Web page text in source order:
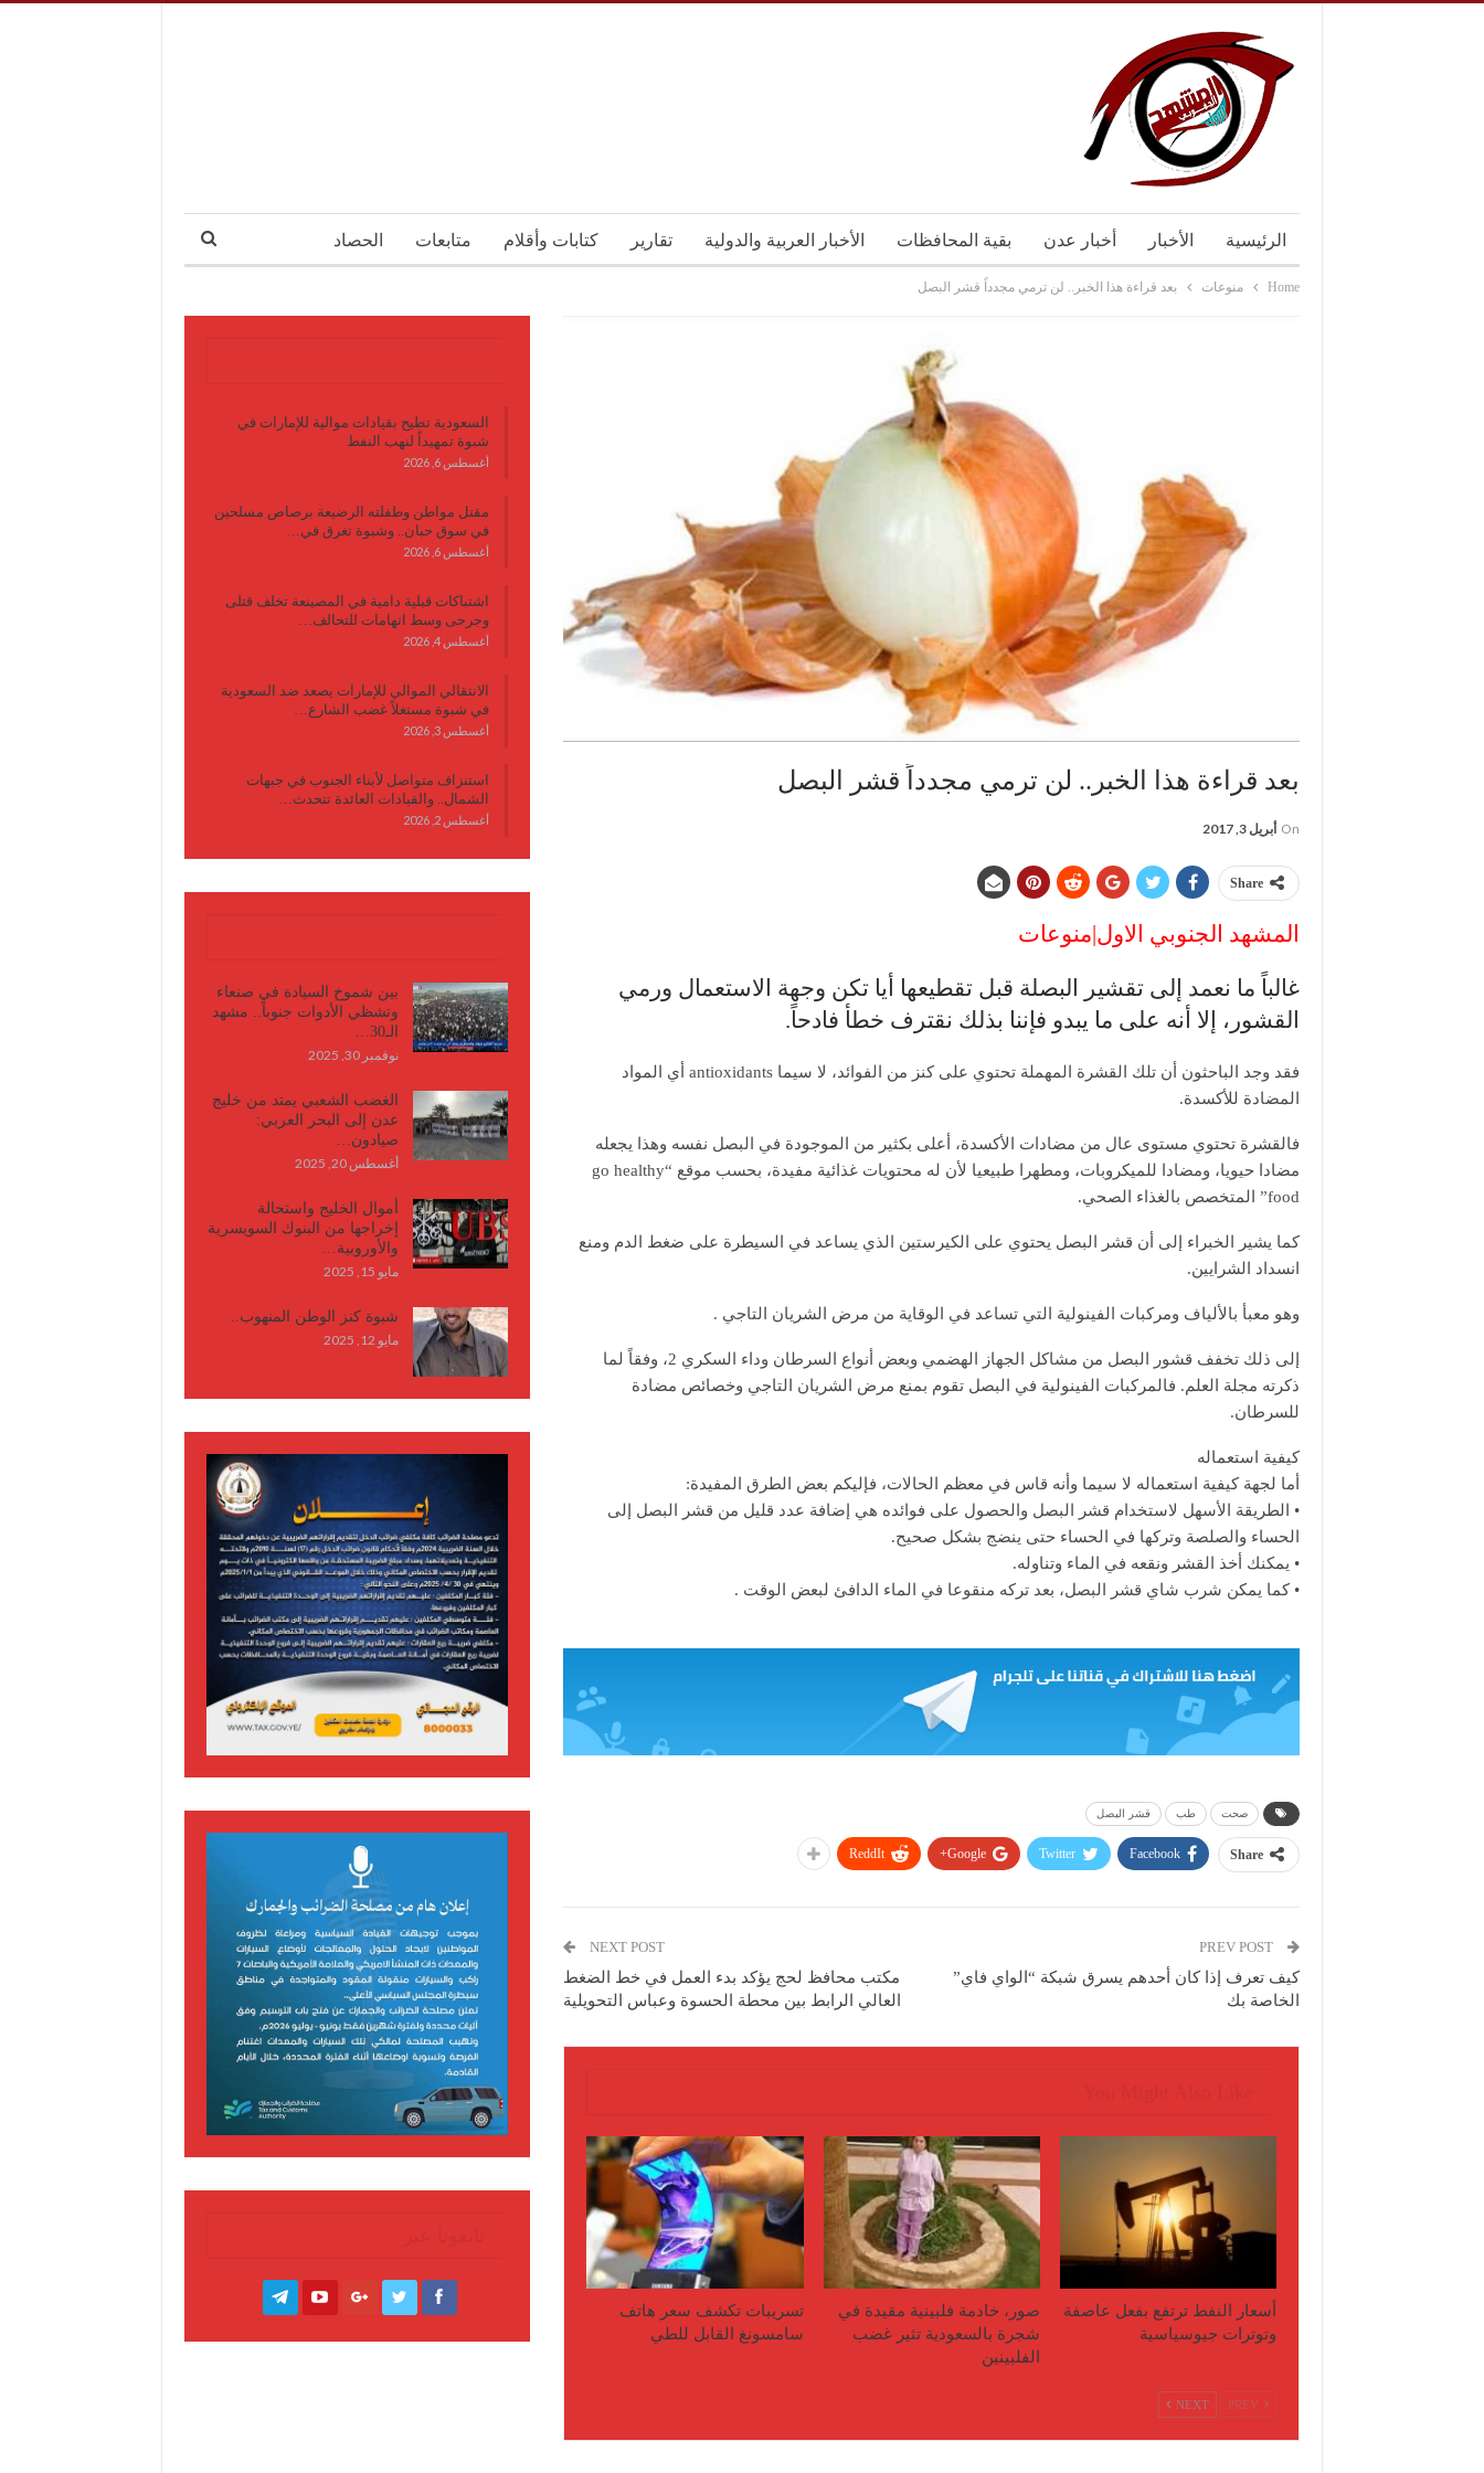
الرئيسية الأخبار أخبار عدن بقية المحافظات الأخبار العربية والدولية تقارير كتابات وأقلام متابعات الحصاد
Home منوعات بعد قراءة هذا الخبر.. لن ترمي مجدداً قشر البصل
بعد قراءة هذا الخبر.. لن ترمي مجدداً قشر البصل
On أبريل 3, 2017
Share
المشهد الجنوبي الاول|منوعات
غالباً ما نعمد إلى تقشير البصلة قبل تقطيعها أيا تكن وجهة الاستعمال ورمي
القشور، إلا أنه على ما يبدو فإننا بذلك نقترف خطأ فادحاً.
فقد وجد الباحثون أن تلك القشرة المهملة تحتوي على كنز من الفوائد، لا سيما antioxidants أي المواد
المضادة للأكسدة.
فالقشرة تحتوي مستوى عال من مضادات الأكسدة، أعلى بكثير من الموجودة في البصل نفسه وهذا يجعله
مضادا حيويا، ومضادا للميكروبات، ومطهرا طبيعيا لأن له محتويات غذائية مفيدة، بحسب موقع “go healthy
food” المتخصص بالغذاء الصحي.
كما يشير الخبراء إلى أن قشر البصل يحتوي على الكيرستين الذي يساعد في السيطرة على ضغط الدم ومنع
انسداد الشرايين.
وهو معبأ بالألياف ومركبات الفينولية التي تساعد في الوقاية من مرض الشريان التاجي .
إلى ذلك تخفف قشور البصل من مشاكل الجهاز الهضمي وبعض أنواع السرطان وداء السكري 2، وفقاً لما
ذكرته مجلة العلم. فالمركبات الفينولية في البصل تقوم بمنع مرض الشريان التاجي وخصائص مضادة
للسرطان.
كيفية استعماله
أما لجهة كيفية استعماله لا سيما وأنه قاس في معظم الحالات، فإليكم بعض الطرق المفيدة:
• الطريقة الأسهل لاستخدام قشر البصل والحصول على فوائده هي إضافة عدد قليل من قشر البصل إلى
الحساء والصلصة وتركها في الحساء حتى ينضج بشكل صحيح.
• يمكنك أخذ القشر ونقعه في الماء وتناوله.
• كما يمكن شرب شاي قشر البصل، بعد تركه منقوعا في الماء الدافئ لبعض الوقت .
صحت طب قشر البصل
Share
Facebook
Twitter
Google+
ReddIt
كيف تعرف إذا كان أحدهم يسرق شبكة “الواي فاي”
الخاصة بك
NEXT POST
مكتب محافظ لحج يؤكد بدء العمل في خط الضغط
العالي الرابط بين محطة الحسوة وعباس التحويلية
أسعار النفط ترتفع بفعل عاصفة
وتوترات جيوسياسية
صور، خادمة فلبينية مقيدة في
شجرة بالسعودية تثير غضب
الفلبينين
تسريبات تكشف سعر هاتف
سامسونغ القابل للطي
NEXT
السعودية تطيح بقيادات موالية للإمارات في
شبوة تمهيداً لنهب النفط
أغسطس 6, 2026
مقتل مواطن وطفلته الرضيعة برصاص مسلحين
في سوق حبان.. وشبوة تغرق في…
أغسطس 6, 2026
اشتباكات قبلية دامية في المصينعة تخلف قتلى
وجرحى وسط اتهامات للتحالف…
أغسطس 4, 2026
الانتقالي الموالي للإمارات يصعد ضد السعودية
في شبوة مستغلاً غضب الشارع…
أغسطس 3, 2026
استنزاف متواصل لأبناء الجنوب في جبهات
الشمال.. والقيادات العائدة تتحدث…
أغسطس 2, 2026
بين شموخ السيادة في صنعاء
وتشظي الأدوات جنوباً.. مشهد
الـ30…
نوفمبر 30, 2025
الغضب الشعبي يمتد من خليج
عدن إلى البحر العربي:
صيادون…
أغسطس 20, 2025
أموال الخليج واستحالة
إخراجها من البنوك السويسرية
والأوروبية…
مايو 15, 2025
شبوة كنز الوطن المنهوب..
مايو 12, 2025